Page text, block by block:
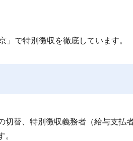
で特別徴収を徹底しています。
切替、特別徴収義務者（給与支払